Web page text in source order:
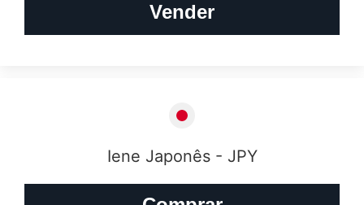
Vender
Iene Japonês - JPY